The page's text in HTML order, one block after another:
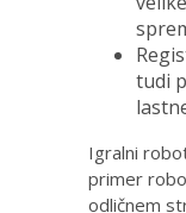
tudi
Igralni
primer
odličnem